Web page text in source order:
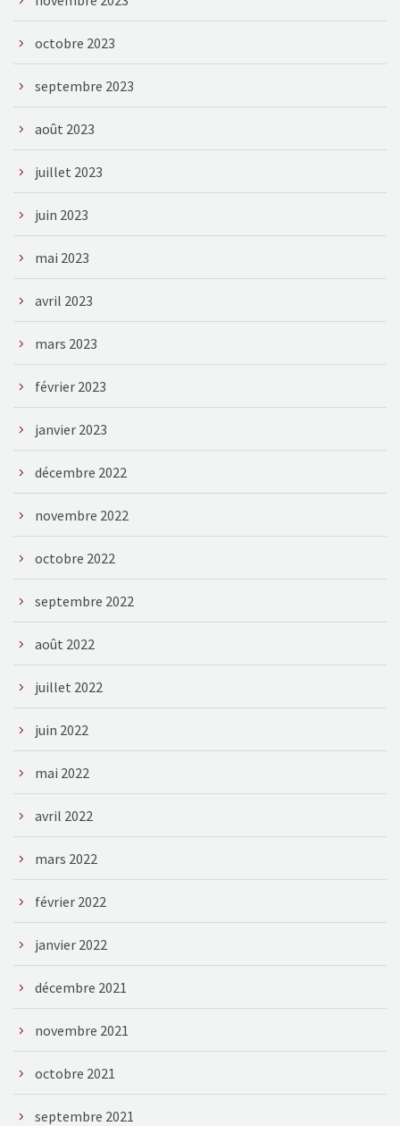
octobre 2023
septembre 2023
août 2023
juillet 2023
juin 2023
mai 2023
avril 2023
mars 2023
février 2023
janvier 2023
décembre 2022
novembre 2022
octobre 2022
septembre 2022
août 2022
juillet 2022
juin 2022
mai 2022
avril 2022
mars 2022
février 2022
janvier 2022
décembre 2021
novembre 2021
octobre 2021
septembre 2021